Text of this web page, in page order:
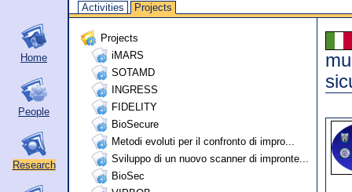
Activities
Projects
Home
People
Research
Projects
iMARS
SOTAMD
INGRESS
FIDELITY
BioSecure
Metodi evoluti per il confronto di impro...
Sviluppo di un nuovo scanner di impronte...
BioSec